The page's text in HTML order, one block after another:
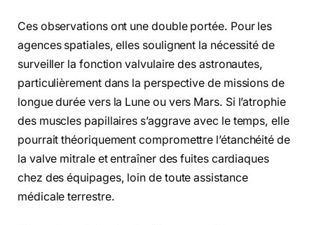
Ces observations ont une double portée. Pour les
agences spatiales, elles soulignent la nécessité de
surveiller la fonction valvulaire des astronautes,
particulièrement dans la perspective de missions de
longue durée vers la Lune ou vers Mars. Si l’atrophie
des muscles papillaires s’aggrave avec le temps, elle
pourrait théoriquement compromettre l’étanchéité de
la valve mitrale et entraîner des fuites cardiaques
chez des équipages, loin de toute assistance
médicale terrestre.